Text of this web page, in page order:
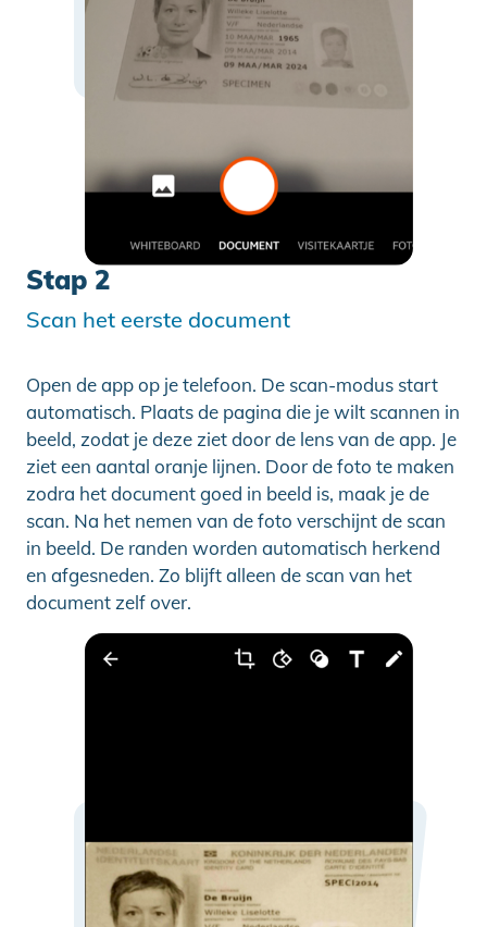
Stap 2
Scan het eerste document
Open de app op je telefoon. De scan-modus start
automatisch. Plaats de pagina die je wilt scannen in
beeld, zodat je deze ziet door de lens van de app. Je
ziet een aantal oranje lijnen. Door de foto te maken
zodra het document goed in beeld is, maak je de
scan. Na het nemen van de foto verschijnt de scan
in beeld. De randen worden automatisch herkend
en afgesneden. Zo blijft alleen de scan van het
document zelf over.